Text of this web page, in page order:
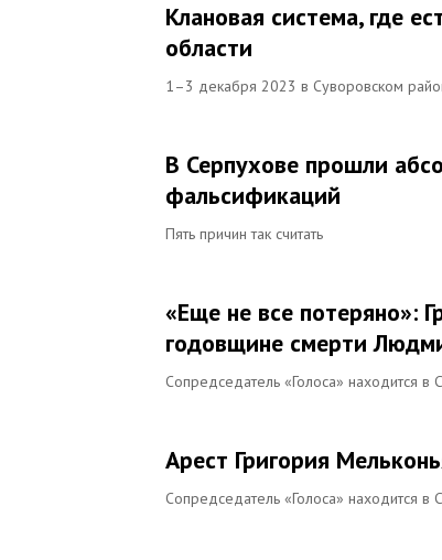
Клановая система, где
области
1–3 декабря 2023 в Суворовском
В Серпухове прошли
фальсификаций
Пять причин так считать
«Еще не все потеряно»:
годовщине смерти
Сопредседатель «Голоса» находится
Арест Григория
Сопредседатель «Голоса» находится